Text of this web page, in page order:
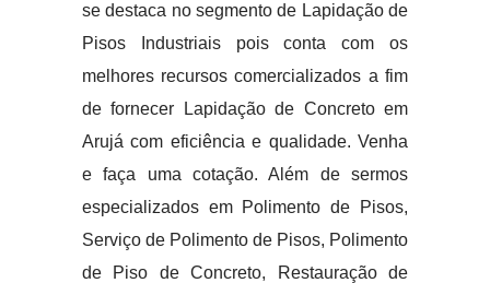
se destaca no segmento de Lapidação de
Pisos Industriais pois conta com os
melhores recursos comercializados a fim
de fornecer Lapidação de Concreto em
Arujá com eficiência e qualidade. Venha
e faça uma cotação. Além de sermos
especializados em Polimento de Pisos,
Serviço de Polimento de Pisos, Polimento
de Piso de Concreto, Restauração de